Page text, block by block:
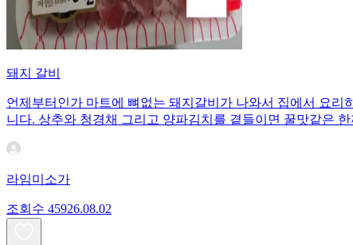
돼지 갈비
언제부터인가 마트에 뼈없는 돼지갈비가 나와서 집에서 요
니다. 상추와 청경채 그리고 양파김치를 곁들이면 꿀맛같은
라임미소가
조회수 45926.08.02